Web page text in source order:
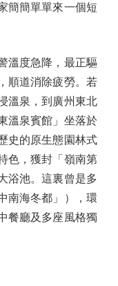
簡簡單單來一個短
度急降，最正驅
順道消除疲勞。若
溫泉，到廣州東北
溫泉賓館」坐落於
史的原生態園林式
色，獲封「嶺南第
浴池。這裏曾是多
南海冬都」），環
餐廳及多座風格獨